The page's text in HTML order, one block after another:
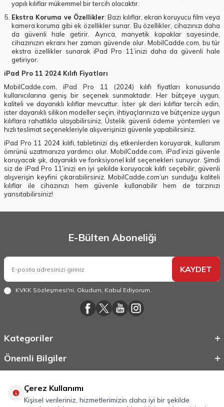
yapılı kılıflar mükemmel bir tercih olacaktır.
Ekstra Koruma ve Özellikler: Bazı kılıflar, ekran koruyucu film veya
kamera koruma gibi ek özellikler sunar. Bu özellikler, cihazınızı daha
da güvenli hale getirir. Ayrıca, manyetik kapaklar sayesinde,
cihazınızın ekranı her zaman güvende olur. MobilCadde.com, bu tür
ekstra özellikler sunarak iPad Pro 11’inizi daha da güvenli hale
getiriyor.
iPad Pro 11 2024 Kılıfı Fiyatları
MobilCadde.com, iPad Pro 11 (2024) kılıfı fiyatları konusunda
kullanıcılarına geniş bir seçenek sunmaktadır. Her bütçeye uygun,
kaliteli ve dayanıklı kılıflar mevcuttur. İster şık deri kılıflar tercih edin,
ister dayanıklı silikon modeller seçin, ihtiyaçlarınıza ve bütçenize uygun
kılıflara rahatlıkla ulaşabilirsiniz. Üstelik güvenli ödeme yöntemleri ve
hızlı teslimat seçenekleriyle alışverişinizi güvenle yapabilirsiniz.
iPad Pro 11 2024 kılıfı, tabletinizi dış etkenlerden koruyarak, kullanım
ömrünü uzatmanıza yardımcı olur. MobilCadde.com, iPad’inizi güvenle
koruyacak şık, dayanıklı ve fonksiyonel kılıf seçenekleri sunuyor. Şimdi
siz de iPad Pro 11’inizi en iyi şekilde koruyacak kılıfı seçebilir, güvenli
alışverişin keyfini çıkarabilirsiniz. MobilCadde.com’un sunduğu kaliteli
kılıflar ile cihazınızı hem güvenle kullanabilir hem de tarzınızı
yansıtabilirsiniz!
E-Bülten Aboneliği
KAYDET
KVKK Sözleşmesi'ni, Okudum, Kabul Ediyorum.
Kategoriler
Önemli Bilgiler
Çerez Kullanımı
Kişisel verileriniz, hizmetlerimizin daha iyi bir şekilde